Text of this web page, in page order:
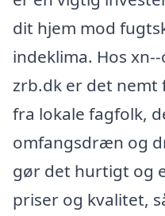
dit hjem mod
indeklima. Hos
zrb.dk er det
fra lokale fagfolk,
omfangsdræn og
gør det hurtigt og
priser og kvalitet,